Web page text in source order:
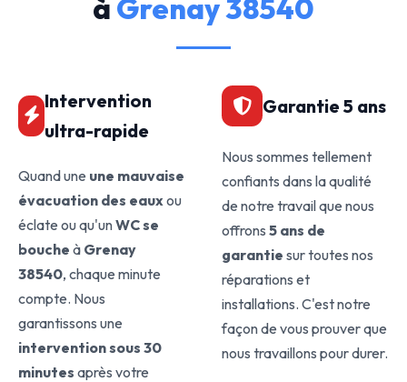
à Grenay 38540
Intervention
ultra-rapide
Quand une une mauvaise
évacuation des eauxou
éclate ou qu'unWC se
bouche à Grenay
38540, chaque minute
compte. Nous
garantissons une
intervention sous 30
minutes après votre
Garantie 5 ans
Nous sommes tellement
confiants dans la qualité
de notre travail que nous
offrons 5 ans de
garantie sur toutes nos
réparations et
installations. C'est notre
façon de vous prouver que
nous travaillons pour durer.